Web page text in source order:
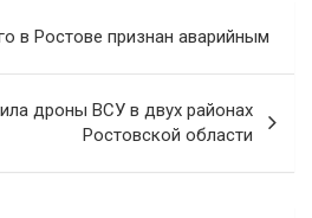
в Ростове признан аварийным
дроны ВСУ в двух районах
Ростовской области